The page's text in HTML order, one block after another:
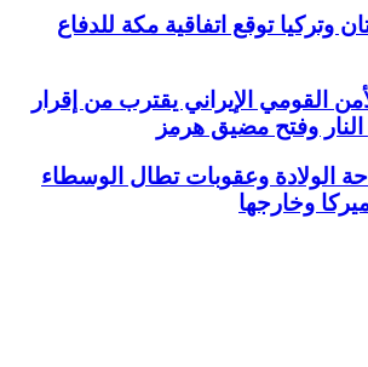
وتركيا توقع اتفاقية مكة للدفاع
القومي الإيراني يقترب من إقرار
وفتح مضيق هرمز
الولادة وعقوبات تطال الوسطاء
وخارجها